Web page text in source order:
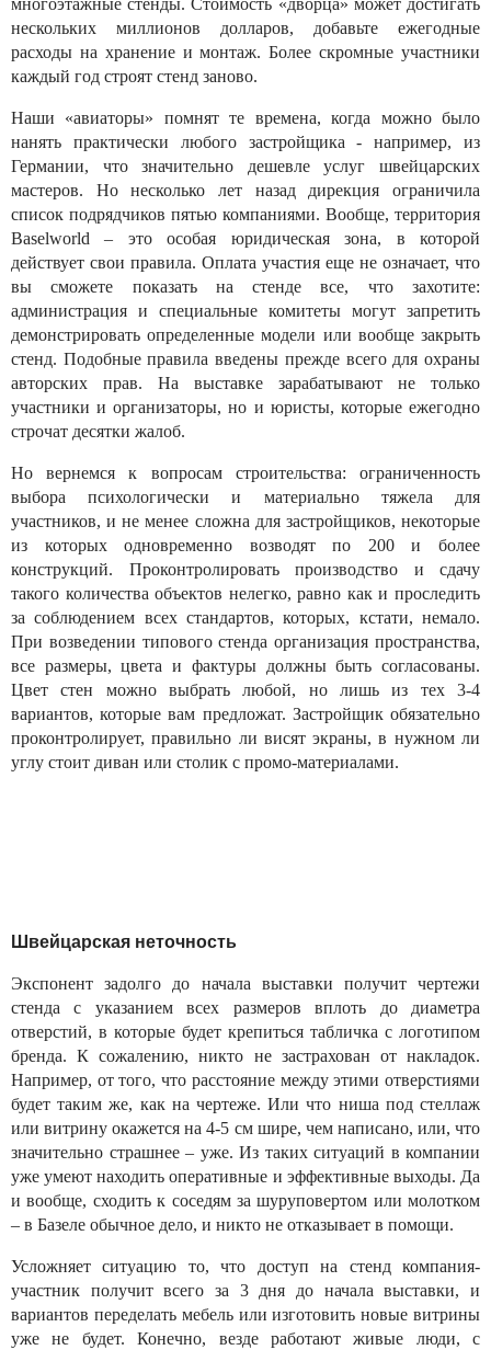
многоэтажные стенды. Стоимость «дворца» может достигать
нескольких миллионов долларов, добавьте ежегодные
расходы на хранение и монтаж. Более скромные участники
каждый год строят стенд заново.
Наши «авиаторы» помнят те времена, когда можно было
нанять практически любого застройщика - например, из
Германии, что значительно дешевле услуг швейцарских
мастеров. Но несколько лет назад дирекция ограничила
список подрядчиков пятью компаниями. Вообще, территория
Baselworld – это особая юридическая зона, в которой
действует свои правила. Оплата участия еще не означает, что
вы сможете показать на стенде все, что захотите:
администрация и специальные комитеты могут запретить
демонстрировать определенные модели или вообще закрыть
стенд. Подобные правила введены прежде всего для охраны
авторских прав. На выставке зарабатывают не только
участники и организаторы, но и юристы, которые ежегодно
строчат десятки жалоб.
Но вернемся к вопросам строительства: ограниченность
выбора психологически и материально тяжела для
участников, и не менее сложна для застройщиков, некоторые
из которых одновременно возводят по 200 и более
конструкций. Проконтролировать производство и сдачу
такого количества объектов нелегко, равно как и проследить
за соблюдением всех стандартов, которых, кстати, немало.
При возведении типового стенда организация пространства,
все размеры, цвета и фактуры должны быть согласованы.
Цвет стен можно выбрать любой, но лишь из тех 3-4
вариантов, которые вам предложат. Застройщик обязательно
проконтролирует, правильно ли висят экраны, в нужном ли
углу стоит диван или столик с промо-материалами.
Швейцарская неточность
Экспонент задолго до начала выставки получит чертежи
стенда с указанием всех размеров вплоть до диаметра
отверстий, в которые будет крепиться табличка с логотипом
бренда. К сожалению, никто не застрахован от накладок.
Например, от того, что расстояние между этими отверстиями
будет таким же, как на чертеже. Или что ниша под стеллаж
или витрину окажется на 4-5 см шире, чем написано, или, что
значительно страшнее – уже. Из таких ситуаций в компании
уже умеют находить оперативные и эффективные выходы. Да
и вообще, сходить к соседям за шуруповертом или молотком
– в Базеле обычное дело, и никто не отказывает в помощи.
Усложняет ситуацию то, что доступ на стенд компания-
участник получит всего за 3 дня до начала выставки, и
вариантов переделать мебель или изготовить новые витрины
уже не будет. Конечно, везде работают живые люди, с